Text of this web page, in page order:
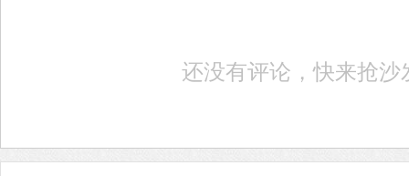
还没有评论，快来抢沙